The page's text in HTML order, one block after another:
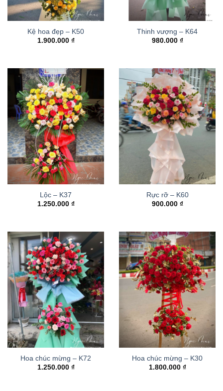
Kệ hoa đẹp – K50
1.900.000 ₫
Thinh vượng – K64
980.000 ₫
Lộc – K37
1.250.000 ₫
Rực rỡ – K60
900.000 ₫
Hoa chúc mừng – K72
1.250.000 ₫
Hoa chúc mừng – K30
1.800.000 ₫